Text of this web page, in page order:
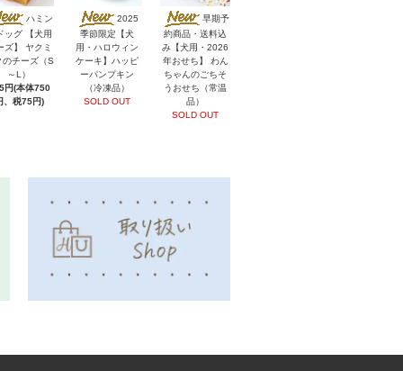
ハミン
ッグ 【犬用
ズ】 ヤクミ
のチーズ（S
～L）
円(本体750
、税75円)
2025
季節限定【犬
用・ハロウィン
ケーキ】ハッピ
ーパンプキン
（冷凍品）
SOLD OUT
早期予
約商品・送料込
み【犬用・2026
年おせち】 わん
ちゃんのごちそ
うおせち（常温
品）
SOLD OUT